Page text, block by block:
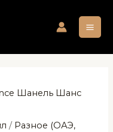
/ Разное (ОАЭ,